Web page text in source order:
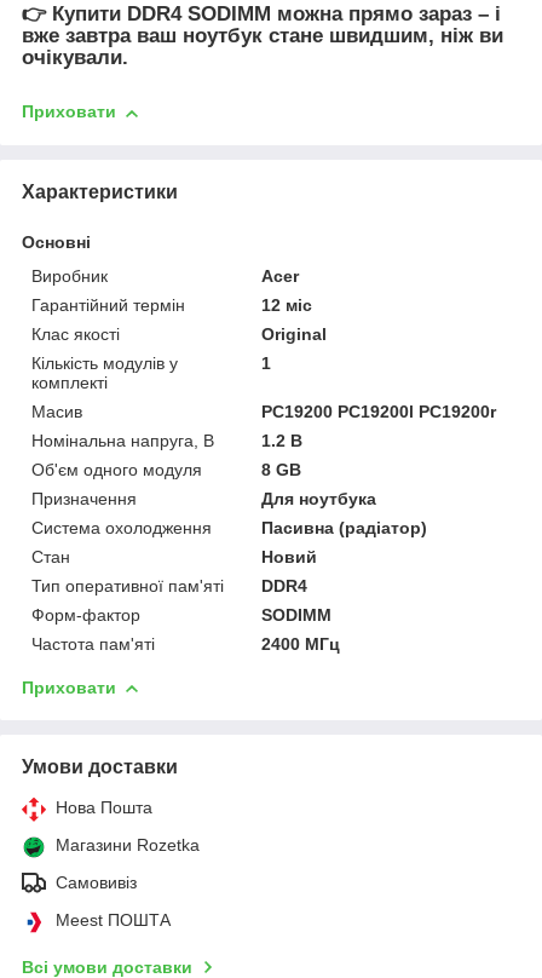
👉 Купити DDR4 SODIMM можна прямо зараз – і
вже завтра ваш ноутбук стане швидшим, ніж ви
очікували.
Приховати
Характеристики
Основні
Виробник
Acer
Гарантійний термін
12 міс
Клас якості
Original
Кількість модулів у
комплекті
1
Масив
PC19200 PC19200l PC19200r
Номінальна напруга, В
1.2 В
Об'єм одного модуля
8 GB
Призначення
Для ноутбука
Система охолодження
Пасивна (радіатор)
Стан
Новий
Тип оперативної пам'яті
DDR4
Форм-фактор
SODIMM
Частота пам'яті
2400 МГц
Приховати
Умови доставки
Нова Пошта
Магазини Rozetka
Самовивіз
Meest ПОШТА
Всі умови доставки